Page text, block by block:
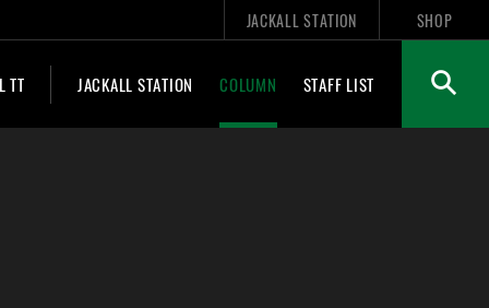
JACKALL STATION SHOP
TT JACKALL STATION COLUMN STAFF LIST